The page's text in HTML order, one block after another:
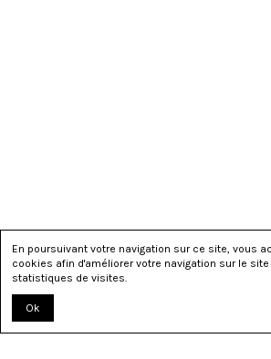
En poursuivant votre navigation sur ce site, vous
cookies afin d'améliorer votre navigation sur le
statistiques de visites.
Ok